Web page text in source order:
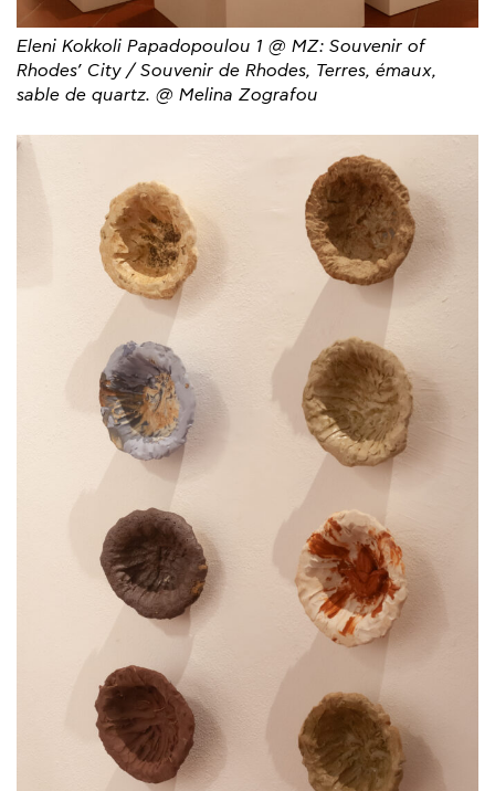
Eleni Kokkoli Papadopoulou 1 @ MZ: Souvenir of
Rhodes’ City / Souvenir de Rhodes, Terres, émaux,
sable de quartz. @ Melina Zografou